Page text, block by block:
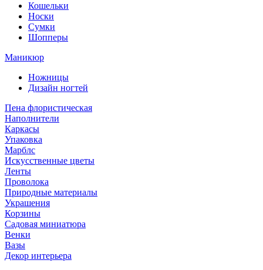
Кошельки
Носки
Сумки
Шопперы
Маникюр
Ножницы
Дизайн ногтей
Пена флористическая
Наполнители
Каркасы
Упаковка
Марблс
Искусственные цветы
Ленты
Проволока
Природные материалы
Украшения
Корзины
Садовая миниатюра
Венки
Вазы
Декор интерьера